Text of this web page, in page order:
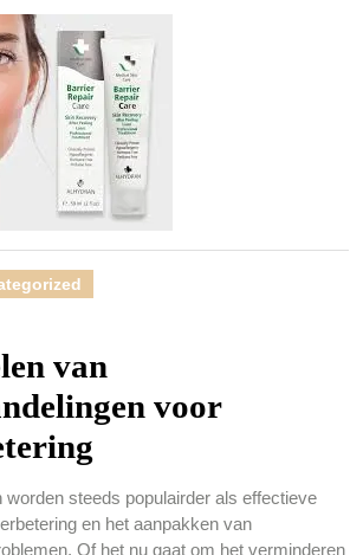
van
voor
worden steeds populairder als effectieve
en het aanpakken van
Of het nu gaat om het verminderen